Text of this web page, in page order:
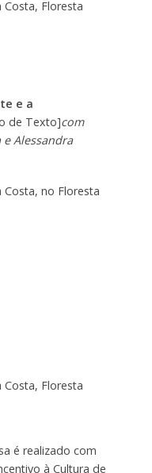
Costa, Floresta
e a
de Texto]com
e Alessandra
Costa, no Floresta
Costa, Floresta
é realizado com
à Cultura de